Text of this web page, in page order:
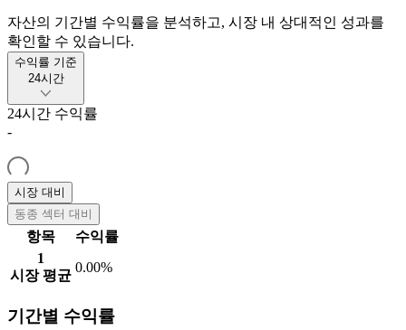
자산의 기간별 수익률을 분석하고, 시장 내 상대적인 성과를
확인할 수 있습니다.
수익률 기준
24시간
24시간 수익률
-
시장 대비
동종 섹터 대비
항목
수익률
1
시장 평균
0.00%
기간별 수익률